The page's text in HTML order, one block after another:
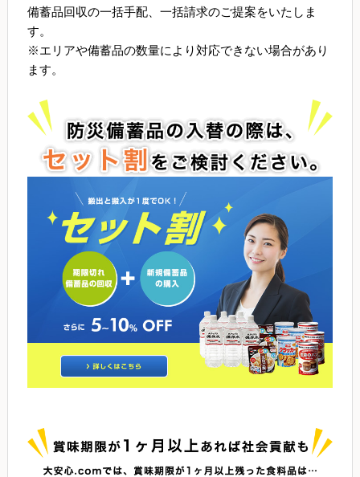
備蓄品回収の一括手配、一括請求のご提案をいたしま
す。
※エリアや備蓄品の数量により対応できない場合があり
ます。